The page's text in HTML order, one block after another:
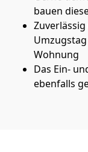
bauen
Wohnung
Das Ein-
ebenfalls